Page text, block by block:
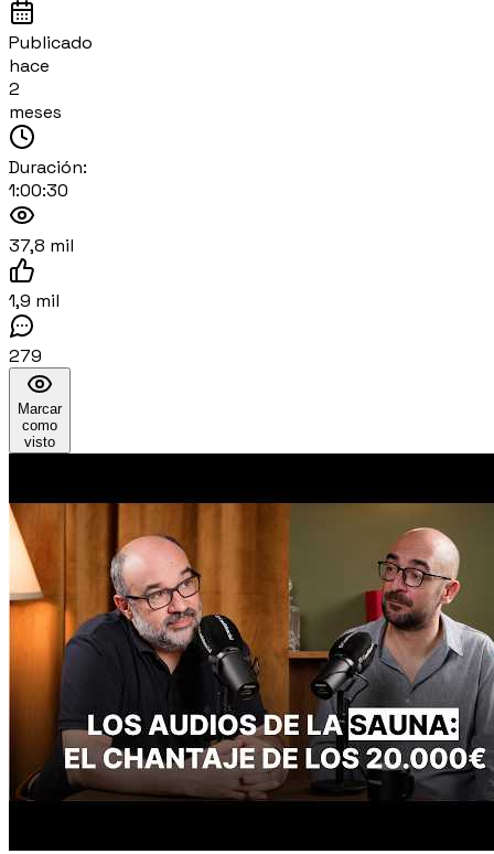
Publicado
hace
2
meses
Duración:
1:00:30
37,8 mil
1,9 mil
279
Marcar
como
visto